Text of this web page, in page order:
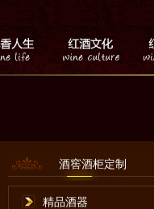
酒窖酒柜定制
精品酒器